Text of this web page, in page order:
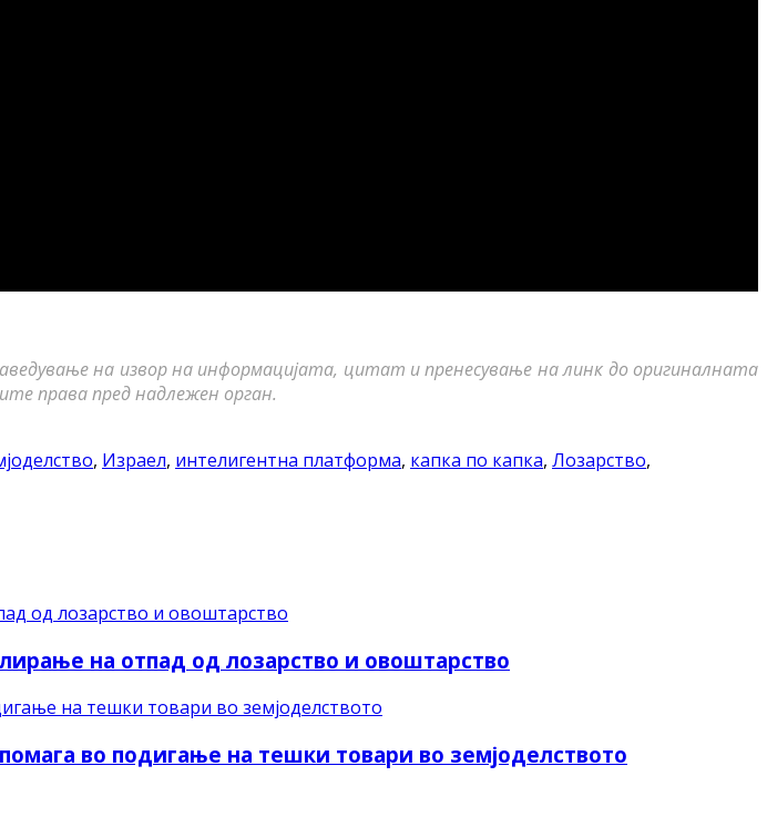
на извор на информацијата, цитат и пренесување на линк до оригиналната
права пред надлежен орган.
, Израел, интелигентна платформа, капка по капка, Лозарство,
на отпад од лозарство и овоштарство
во подигање на тешки товари во земјоделството